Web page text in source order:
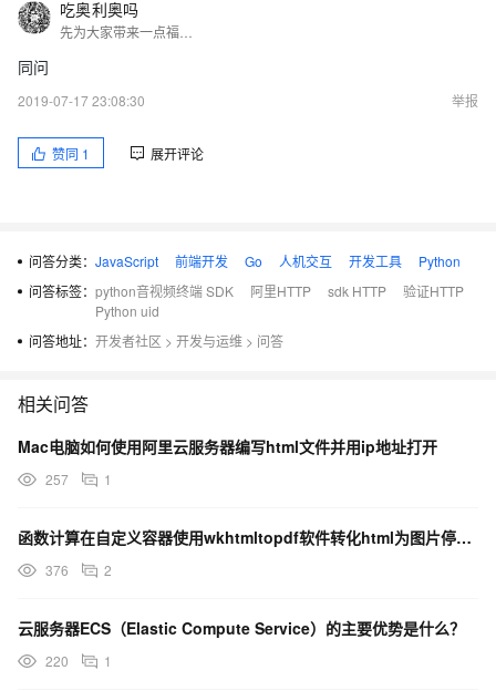
hacked by Art3mis
吃奥利奥吗
同问
2019-07-17 23:08:30
举报
赞同 1 展开评论
问答分类： JavaScript 前端开发 Go 人机交互 开发工具
Python
问答标签： python音视频终端 SDK 阿里HTTP sdk HTTP
验证HTTP
Python uid
问答地址： 开发者社区 > 开发与运维 > 问答
相关问答
Mac电脑如何使用阿里云服务器编写html文件并用ip地址打开
257 1
函数计算在自定义容器使用wkhtmltopdf软件转化html为图片停止是不是因为服务器有什么限制？
376 2
云服务器ECS（Elastic Compute Service）的主要优势是什么？
220 1